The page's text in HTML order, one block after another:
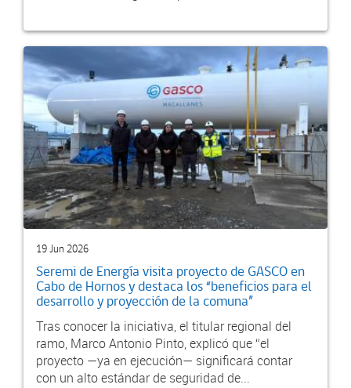
19 Jun 2026
Seremi de Energía visita proyecto de GASCO en
Cabo de Hornos y destaca los “beneficios para el
desarrollo y proyección de la comuna”
Tras conocer la iniciativa, el titular regional del
ramo, Marco Antonio Pinto, explicó que “el
proyecto —ya en ejecución— significará contar
con un alto estándar de seguridad de...